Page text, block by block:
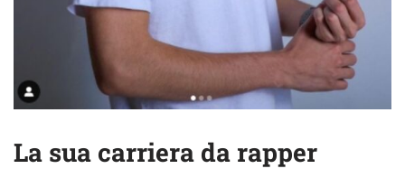
La sua carriera da rapper